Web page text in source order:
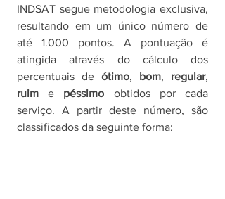
INDSAT segue metodologia exclusiva,
resultando em um único número de
até 1.000 pontos. A pontuação é
atingida através do cálculo dos
percentuais de ótimo, bom, regular
ruim e péssimo obtidos por cada
serviço. A partir deste número, são
classificados da seguinte forma: